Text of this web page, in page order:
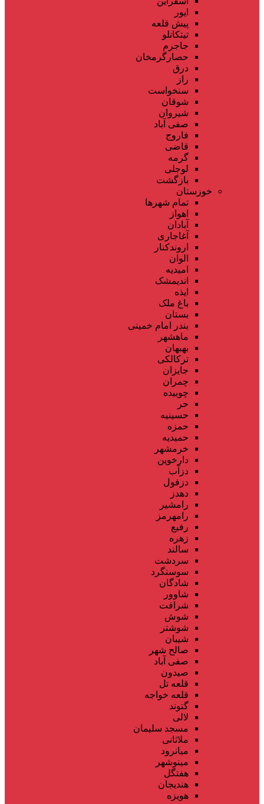
ایور
پیش قلعه
تیتکانلو
جاجرم
حصارگرمخان
درق
راز
سنخواست
شوقان
شیروان
صفی آباد
فاروج
قاضی
گرمه
لوجلی
بازگشت
خوزستان
تمام شهر‌ها
اهواز
آبادان
آغاجاری
اروندکنار
الوان
امیدیه
اندیمشک
ایذه
باغ ملک
بستان
بندر امام خمینی
ماهشهر
بهبهان
ترکالکی
جایزان
چمران
چوبیده
حر
حسینیه
حمزه
حمیدیه
خرمشهر
دارخوین
دزآب
دزفول
دهدز
رامشیر
رامهرمز
رفیع
زهره
سالند
سردشت
سوسنگرد
شادگان
شاوور
شرافت
شوش
شوشتر
شیبان
صالح شهر
صفی آباد
صیدون
قلعه تل
قلعه خواجه
گتوند
لالی
مسجد سلیمان
ملاثانی
میانرود
مینوشهر
هفتگل
هندیجان
هویزه